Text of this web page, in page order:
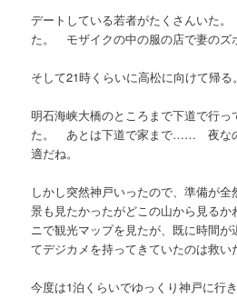
デートしている若者がたくさんいた
た。 モザイクの中の服の店で妻のズ
そして21時くらいに高松に向けて帰る。
明石海峡大橋のところまで下道で行っ
た。 あとは下道で家まで…… 夜な
適だね。
しかし突然神戸いったので、準備が
景も見たかったがどこの山から見る
ニで観光マップを見たが、既に時間
てデジカメを持ってきていたのは救い
今度は1泊くらいでゆっくり神戸に行き